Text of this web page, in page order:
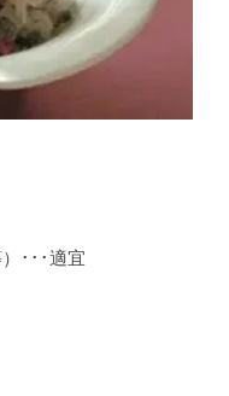
･･･適宜